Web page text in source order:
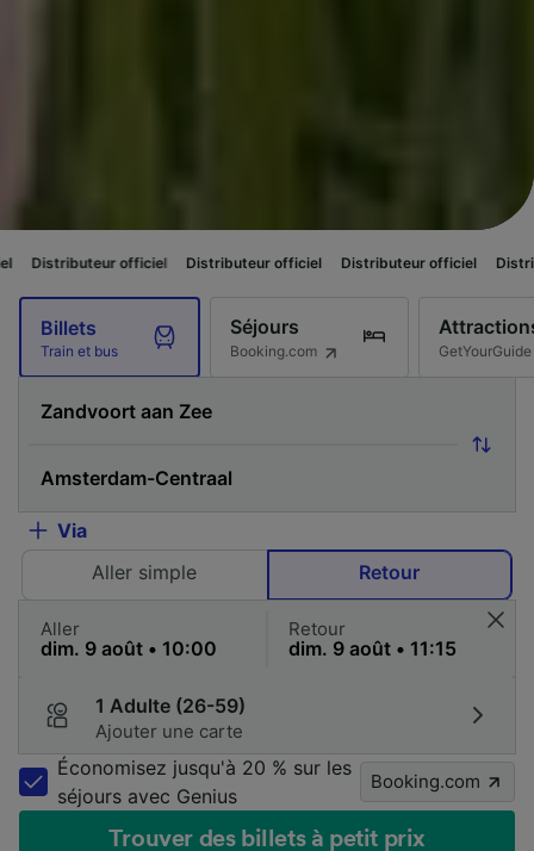
officiel Distributeur officiel Distributeur officiel Distributeur officiel
Billets
Train et bus
Séjours
Booking.com GetYourGuide
Via
Aller simple
Retour
Aller Retour
1 Adulte (26-59)
Ajouter une carte
Économisez jusqu'à 20 % sur les
séjours avec Genius
Booking.com
Trouver des billets à petit prix